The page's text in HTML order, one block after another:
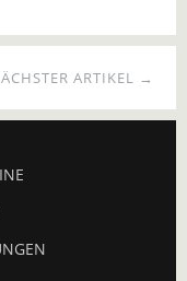
ARTIKEL →